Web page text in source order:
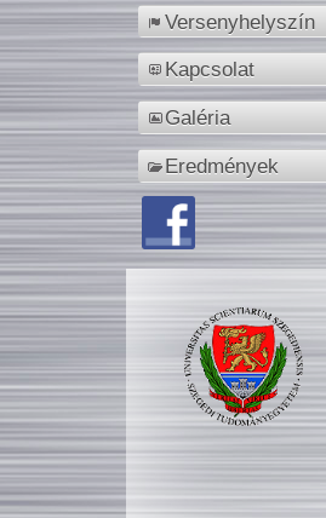
Versenyhelyszín
Kapcsolat
Galéria
Eredmények